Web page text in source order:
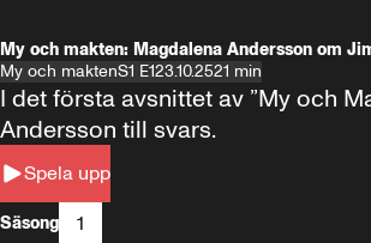
My och makten: Magdalena Andersson om
My och maktenS1 E123.10.2521 min
Spela upp
I det första avsnittet av ”My och
Andersson till svars.
Säsong 1